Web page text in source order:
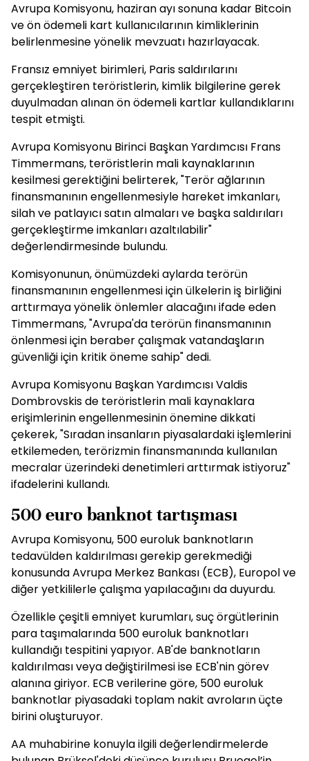
Avrupa Komisyonu, haziran ayı sonuna kadar Bitcoin
ve ön ödemeli kart kullanıcılarının kimliklerinin
belirlenmesine yönelik mevzuatı hazırlayacak.
Fransız emniyet birimleri, Paris saldırılarını
gerçekleştiren teröristlerin, kimlik bilgilerine gerek
duyulmadan alınan ön ödemeli kartlar kullandıklarını
tespit etmişti.
Avrupa Komisyonu Birinci Başkan Yardımcısı Frans
Timmermans, teröristlerin mali kaynaklarının
kesilmesi gerektiğini belirterek, "Terör ağlarının
finansmanının engellenmesiyle hareket imkanları,
silah ve patlayıcı satın almaları ve başka saldırıları
gerçekleştirme imkanları azaltılabilir"
değerlendirmesinde bulundu.
Komisyonunun, önümüzdeki aylarda terörün
finansmanının engellenmesi için ülkelerin iş birliğini
arttırmaya yönelik önlemler alacağını ifade eden
Timmermans, "Avrupa'da terörün finansmanının
önlenmesi için beraber çalışmak vatandaşların
güvenliği için kritik öneme sahip" dedi.
Avrupa Komisyonu Başkan Yardımcısı Valdis
Dombrovskis de teröristlerin mali kaynaklara
erişimlerinin engellenmesinin önemine dikkati
çekerek, "Sıradan insanların piyasalardaki işlemlerini
etkilemeden, terörizmin finansmanında kullanılan
mecralar üzerindeki denetimleri arttırmak istiyoruz"
ifadelerini kullandı.
500 euro banknot tartışması
Avrupa Komisyonu, 500 euroluk banknotların
tedavülden kaldırılması gerekip gerekmediği
konusunda Avrupa Merkez Bankası (ECB), Europol ve
diğer yetkililerle çalışma yapılacağını da duyurdu.
Özellikle çeşitli emniyet kurumları, suç örgütlerinin
para taşımalarında 500 euroluk banknotları
kullandığı tespitini yapıyor. AB'de banknotların
kaldırılması veya değiştirilmesi ise ECB'nin görev
alanına giriyor. ECB verilerine göre, 500 euroluk
banknotlar piyasadaki toplam nakit avroların üçte
birini oluşturuyor.
AA muhabirine konuyla ilgili değerlendirmelerde